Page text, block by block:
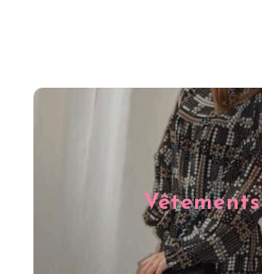
Vêtements
Nous sommes les spécialistes des
femme à Charleroi. Nous vous
collections modernes, tendances
parfaitement à toutes vos envies, que
entretien de travail ou une soirée en
vous plaisir à prix intéressants sur
venez découvrir nos références dans
Charleroi.